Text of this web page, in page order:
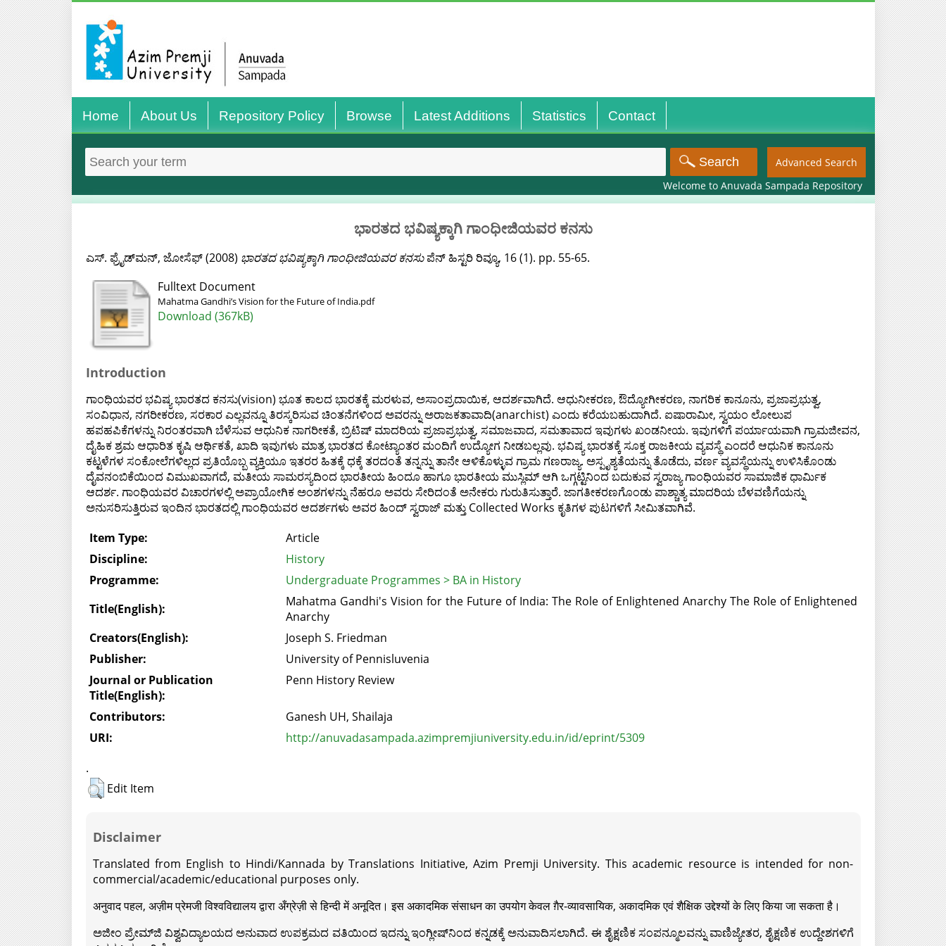
Home About Us Repository Policy Browse Latest Additions Statistics Contact
Advanced Search
Welcome to Anuvada Sampada Repository
ಭಾರತದ ಭವಿಷ್ಯಕ್ಕಾಗಿ ಗಾಂಧೀಜಿಯವರ ಕನಸು
ಎಸ್. ಫ್ರೈಡ್‌ಮನ್, ಜೋಸೆಫ್(2008) ಭಾರತದ ಭವಿಷ್ಯಕ್ಕಾಗಿ ಗಾಂಧೀಜಿಯವರ ಕನಸುಪೆನ್ ಹಿಸ್ಟರಿ ರಿವ್ಯೂ, 16 (1). pp. 55-65.
Fulltext Document
Mahatma Gandhiʼs Vision for the Future of India.pdf
Download (367kB)
Introduction
ಗಾಂಧಿಯವರ ಭವಿಷ್ಯ ಭಾರತದ ಕನಸು(vision) ಭೂತ ಕಾಲದ ಭಾರತಕ್ಕೆ ಮರಳುವ, ಅಸಾಂಪ್ರದಾಯಿಕ, ಆದರ್ಶವಾಗಿದೆ. ಆಧುನೀಕರಣ, ಔದ್ಯೋಗೀಕರಣ, ನಾಗರಿಕ ಕಾನೂನು, ಪ್ರಜಾಪ್ರಭುತ್ವ,
ಸಂವಿಧಾನ, ನಗರೀಕರಣ, ಸರಕಾರ ಎಲ್ಲವನ್ನೂ ತಿರಸ್ಕರಿಸುವ ಚಿಂತನೆಗಳಿಂದ ಅವರನ್ನು ಅರಾಜಕತಾವಾದಿ(anarchist) ಎಂದು ಕರೆಯಬಹುದಾಗಿದೆ. ಐಷಾರಾಮೀ, ಸ್ವಯಂ ಲೋಲುಪ
ಹಪಹಪಿಕೆಗಳನ್ನು ನಿರಂತರವಾಗಿ ಬೆಳೆಸುವ ಆಧುನಿಕ ನಾಗರೀಕತೆ, ಬ್ರಿಟಿಷ್‌ ಮಾದರಿಯ ಪ್ರಜಾಪ್ರಭುತ್ವ, ಸಮಾಜವಾದ, ಸಮತಾವಾದ ಇವುಗಳು ಖಂಡನೀಯ. ಇವುಗಳಿಗೆ ಪರ್ಯಾಯವಾಗಿ ಗ್ರಾಮಜೀವನ,
ದೈಹಿಕ ಶ್ರಮ ಆಧಾರಿತ ಕೃಷಿ ಆರ್ಥಿಕತೆ, ಖಾದಿ ಇವುಗಳು ಮಾತ್ರ ಭಾರತದ ಕೋಟ್ಯಾಂತರ ಮಂದಿಗೆ ಉದ್ಯೋಗ ನೀಡಬಲ್ಲವು. ಭವಿಷ್ಯ ಭಾರತಕ್ಕೆ ಸೂಕ್ತ ರಾಜಕೀಯ ವ್ಯವಸ್ಥೆ ಎಂದರೆ ಆಧುನಿಕ ಕಾನೂನು
ಕಟ್ಟಳೆಗಳ ಸಂಕೋಲೆಗಳಿಲ್ಲದ ಪ್ರತಿಯೊಬ್ಬ ವ್ಯಕ್ತಿಯೂ ಇತರರ ಹಿತಕ್ಕೆ ಧಕ್ಕೆ ತರದಂತೆ ತನ್ನನ್ನು ತಾನೇ ಆಳಿಕೊಳ್ಳುವ ಗ್ರಾಮ ಗಣರಾಜ್ಯ. ಅಸ್ಪೃಶ್ಯತೆಯನ್ನು ತೊಡೆದು, ವರ್ಣ ವ್ಯವಸ್ಥೆಯನ್ನು ಉಳಿಸಿಕೊಂಡು
ದೈವನಂಬಿಕೆಯಿಂದ ವಿಮುಖವಾಗದೆ, ಮತೀಯ ಸಾಮರಸ್ಯದಿಂದ ಭಾರತೀಯ ಹಿಂದೂ ಹಾಗೂ ಭಾರತೀಯ ಮುಸ್ಲಿಮ್‌ ಆಗಿ ಒಗ್ಗಟ್ಟಿನಿಂದ ಬದುಕುವ ಸ್ವರಾಜ್ಯ ಗಾಂಧಿಯವರ ಸಾಮಾಜಿಕ ಧಾರ್ಮಿಕ
ಆದರ್ಶ. ಗಾಂಧಿಯವರ ವಿಚಾರಗಳಲ್ಲಿ ಅಪ್ರಾಯೋಗಿಕ ಅಂಶಗಳನ್ನು ನೆಹರೂ ಅವರು ಸೇರಿದಂತೆ ಅನೇಕರು ಗುರುತಿಸುತ್ತಾರೆ. ಜಾಗತೀಕರಣಗೊಂಡು ಪಾಶ್ಚಾತ್ಯ ಮಾದರಿಯ ಬೆಳವಣಿಗೆಯನ್ನು
ಅನುಸರಿಸುತ್ತಿರುವ ಇಂದಿನ ಭಾರತದಲ್ಲಿ ಗಾಂಧಿಯವರ ಆದರ್ಶಗಳು ಅವರ ಹಿಂದ್‌ ಸ್ವರಾಜ್‌ ಮತ್ತು Collected Works ಕೃತಿಗಳ ಪುಟಗಳಿಗೆ ಸೀಮಿತವಾಗಿವೆ.
Item Type:
Article
Discipline:
History
Programme:
Undergraduate Programmes > BA in History
Title(English):
Mahatma Gandhi's Vision for the Future of India: The Role of Enlightened Anarchy The Role of Enlightened
Anarchy
Creators(English):
Joseph S. Friedman
Publisher:
University of Pennisluvenia
Journal or Publication
Title(English):
Penn History Review
Contributors:
Ganesh UH, Shailaja
URI:
http://anuvadasampada.azimpremjiuniversity.edu.in/id/eprint/5309
.
Edit Item
Disclaimer
Translated from English to Hindi/Kannada by Translations Initiative, Azim Premji University. This academic resource is intended for non-
commercial/academic/educational purposes only.
अनुवाद पहल, अज़ीम प्रेमजी विश्वविद्यालय द्वारा अँग्रेज़ी से हिन्दी में अनूदित। इस अकादमिक संसाधन का उपयोग केवल ग़ैर-व्यावसायिक, अकादमिक एवं शैक्षिक उद्देश्यों के लिए किया जा सकता है।
ಅಜೀಂ ಪ್ರೇಮ್‍ಜಿ ವಿಶ್ವವಿದ್ಯಾಲಯದ ಅನುವಾದ ಉಪಕ್ರಮದ ವತಿಯಿಂದ ಇದನ್ನು ಇಂಗ್ಲೀಷ್‍ನಿಂದ ಕನ್ನಡಕ್ಕೆ ಅನುವಾದಿಸಲಾಗಿದೆ. ಈ ಶೈಕ್ಷಣಿಕ ಸಂಪನ್ಮೂಲವನ್ನು ವಾಣಿಜ್ಯೇತರ, ಶೈಕ್ಷಣಿಕ ಉದ್ದೇಶಗಳಿಗೆ